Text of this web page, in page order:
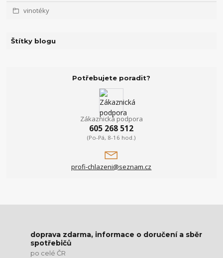
vinotéky
Štítky blogu
Potřebujete poradit?
Zákaznická podpora
605 268 512
(Po-Pá, 8-16 hod.)
profi-chlazeni@seznam.cz
doprava zdarma, informace o doručení a sběr
spotřebičů
po celé ČR